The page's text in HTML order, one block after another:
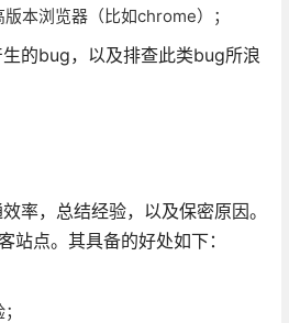
本浏览器（比如chrome）；
的bug，以及排查此类bug所浪
率，总结经验，以及保密原因。
站点。其具备的好处如下：